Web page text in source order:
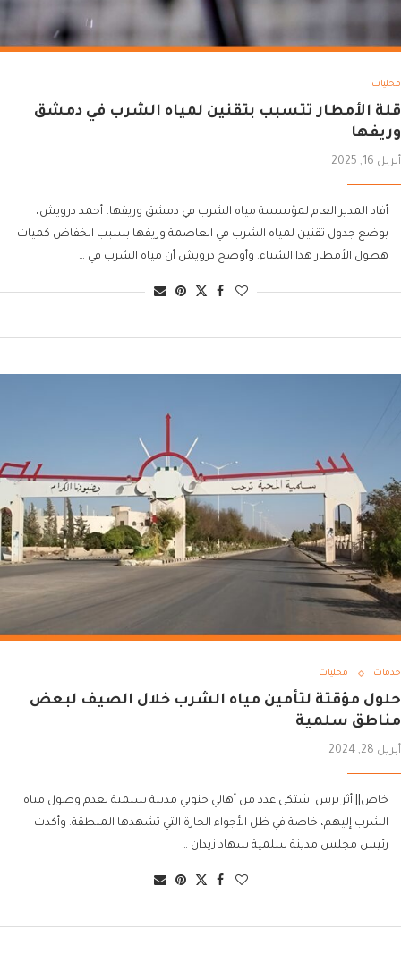
محليات
قلة الأمطار تتسبب بتقنين لمياه الشرب في دمشق
وريفها
أبريل 16, 2025
أفاد المدير العام لمؤسسة مياه الشرب في دمشق وريفها، أحمد درويش،
بوضع جدول تقنين لمياه الشرب في العاصمة وريفها بسبب انخفاض كميات
هطول الأمطار هذا الشتاء. وأوضح درويش أن مياه الشرب في …
خدمات محليات
حلول مؤقتة لتأمين مياه الشرب خلال الصيف لبعض
مناطق سلمية
أبريل 28, 2024
خاص|| أثر برس اشتكى عدد من أهالي جنوبي مدينة سلمية بعدم وصول مياه
الشرب إليهم، خاصة في ظل الأجواء الحارة التي تشهدها المنطقة. وأكدت
رئيس مجلس مدينة سلمية سهاد زيدان …